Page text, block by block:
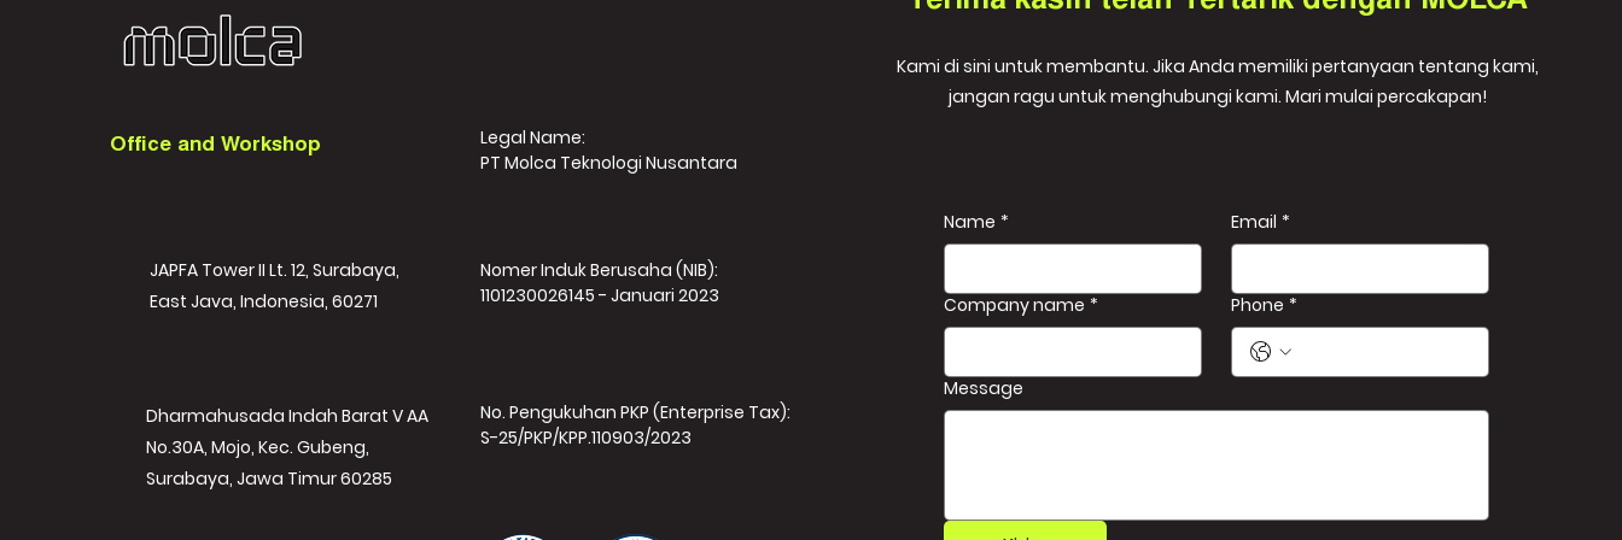
Office and Workshop
JAPFA Tower II Lt. 12, Surabaya,
East Java, Indonesia, 60271
Dharmahusada Indah Barat V AA
No.30A, Mojo, Kec. Gubeng,
Surabaya, Jawa Timur 60285
Legal Name:
PT Molca Teknologi Nusantara
Nomer Induk Berusaha (NIB):
1101230026145 - Januari 2023
No. Pengukuhan PKP (Enterprise Tax):
S-25/PKP/KPP.110903/2023
Kami di sini untuk membantu. Jika Anda memiliki pertanyaan tentang kami,
jangan ragu untuk menghubungi kami. Mari mulai percakapan!
Name * Email *
Company name * Phone *
Message